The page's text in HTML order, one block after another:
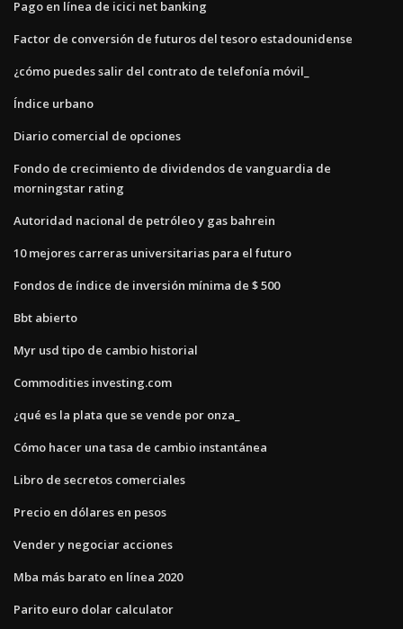
Pago en línea de icici net banking
Factor de conversión de futuros del tesoro estadounidense
¿cómo puedes salir del contrato de telefonía móvil_
Índice urbano
Diario comercial de opciones
Fondo de crecimiento de dividendos de vanguardia de
morningstar rating
Autoridad nacional de petróleo y gas bahrein
10 mejores carreras universitarias para el futuro
Fondos de índice de inversión mínima de $ 500
Bbt abierto
Myr usd tipo de cambio historial
Commodities investing.com
¿qué es la plata que se vende por onza_
Cómo hacer una tasa de cambio instantánea
Libro de secretos comerciales
Precio en dólares en pesos
Vender y negociar acciones
Mba más barato en línea 2020
Parito euro dolar calculator